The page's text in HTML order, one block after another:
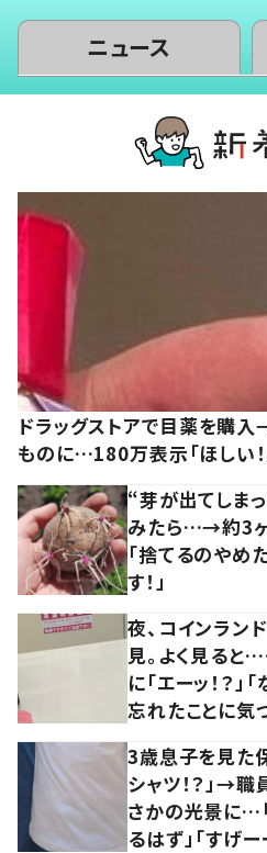
ニュース
ドラッグストアで目薬を購
ものに…180万表示「ほしい！」
“芽が出てしま
みたら…→約3ヶ
「捨てるのやめ
す！」
夜、コインラン
見。よく見ると
に「エーッ！？」
忘れたことに気
3歳息子を見た
シャツ！？」→
さかの光景に…
るはず」「すげー